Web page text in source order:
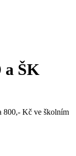
a ŠK
800,- Kč ve školním